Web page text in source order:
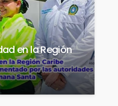
en la Región